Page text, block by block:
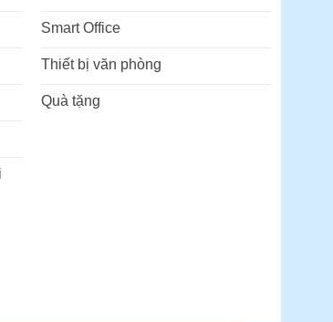
Smart Office
Thiết bị văn phòng
Quà tặng